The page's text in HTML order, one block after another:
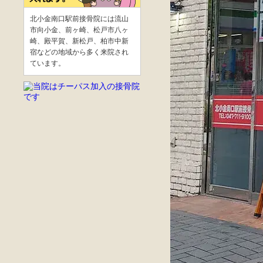
北小金南口駅前接骨院には流山
市向小金、前ヶ崎、松戸市八ヶ
崎、殿平賀、新松戸、柏市中新
宿などの地域から多く来院され
ています。